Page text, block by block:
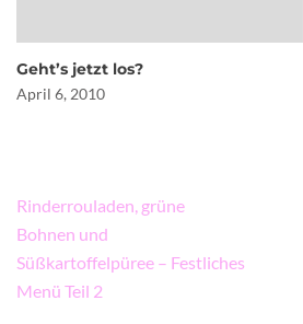
Geht’s jetzt los?
April 6, 2010
Beitragsnavigation
Rinderrouladen, grüne
Bohnen und
Süßkartoffelpüree – Festliches
Menü Teil 2